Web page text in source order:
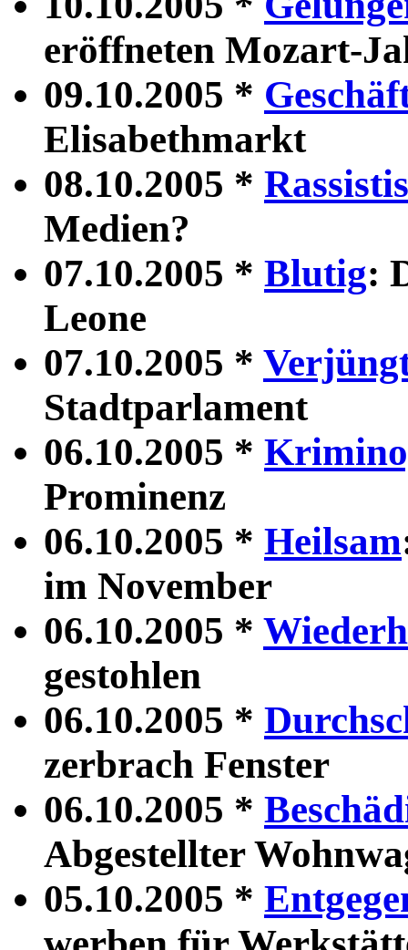
eröffneten Mozart-
09.10.2005 *
Elisabethmarkt
08.10.2005 *
Medien?
07.10.2005 * Blutig:
Leone
07.10.2005 *
Stadtparlament
06.10.2005 *
Prominenz
06.10.2005 * Heilsam
im November
06.10.2005 *
gestohlen
06.10.2005 *
zerbrach Fenster
06.10.2005 *
Abgestellter
05.10.2005 *